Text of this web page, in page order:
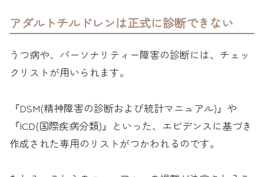
アダルトチルドレンは正式に診断できない
うつ病や、パーソナリティー障害の診断には、チェッ
クリストが用いられます。
『DSM(精神障害の診断および統計マニュアル)』や
『ICD(国際疾病分類)』といった、エビデンスに基づき
作成された専用のリストがつかわれるのです。